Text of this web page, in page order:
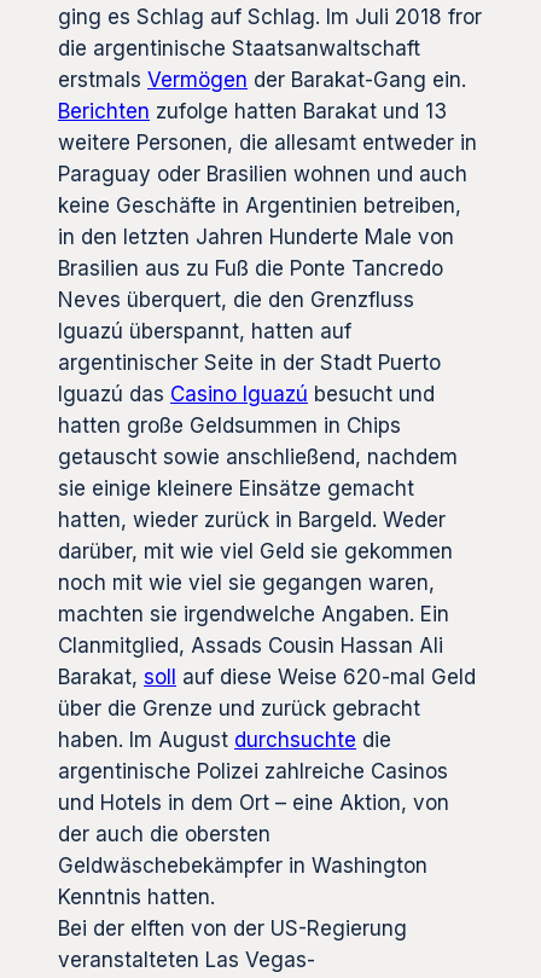
ging es Schlag auf Schlag. Im Juli 2018 fror
die argentinische Staatsanwaltschaft
erstmals Vermögen der Barakat-Gang ein.
Berichten zufolge hatten Barakat und 13
weitere Personen, die allesamt entweder in
Paraguay oder Brasilien wohnen und auch
keine Geschäfte in Argentinien betreiben,
in den letzten Jahren Hunderte Male von
Brasilien aus zu Fuß die Ponte Tancredo
Neves überquert, die den Grenzfluss
Iguazú überspannt, hatten auf
argentinischer Seite in der Stadt Puerto
Iguazú das Casino Iguazú besucht und
hatten große Geldsummen in Chips
getauscht sowie anschließend, nachdem
sie einige kleinere Einsätze gemacht
hatten, wieder zurück in Bargeld. Weder
darüber, mit wie viel Geld sie gekommen
noch mit wie viel sie gegangen waren,
machten sie irgendwelche Angaben. Ein
Clanmitglied, Assads Cousin Hassan Ali
Barakat, soll
auf diese Weise 620-mal Geld
über die Grenze und zurück gebracht
haben. Im August durchsuchte die
argentinische Polizei zahlreiche Casinos
und Hotels in dem Ort – eine Aktion, von
der auch die obersten
Geldwäschebekämpfer in Washington
Kenntnis hatten.
Bei der elften von der US-Regierung
veranstalteten Las Vegas-